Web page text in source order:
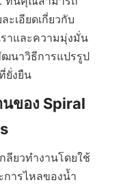
เอียดเกี่ยวกับ
ราและความมุ่งมั่น
ฒนาวิธีการแปรรูป
ยั่งยืน
นของ Spiral
ลียวทำงานโดยใช้
การไหลของน้ำ